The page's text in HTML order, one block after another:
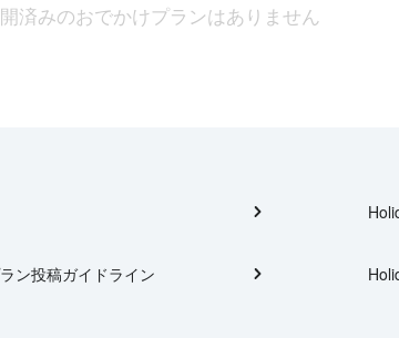
済みのおでかけプランはありません
ン投稿ガイドライン